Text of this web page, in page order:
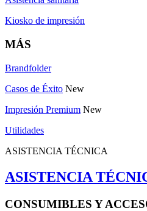
Kiosko de impresión
MÁS
Brandfolder
Casos de Éxito New
Impresión Premium New
Utilidades
ASISTENCIA TÉCNICA
ASISTENCIA
CONSUMIBLES Y